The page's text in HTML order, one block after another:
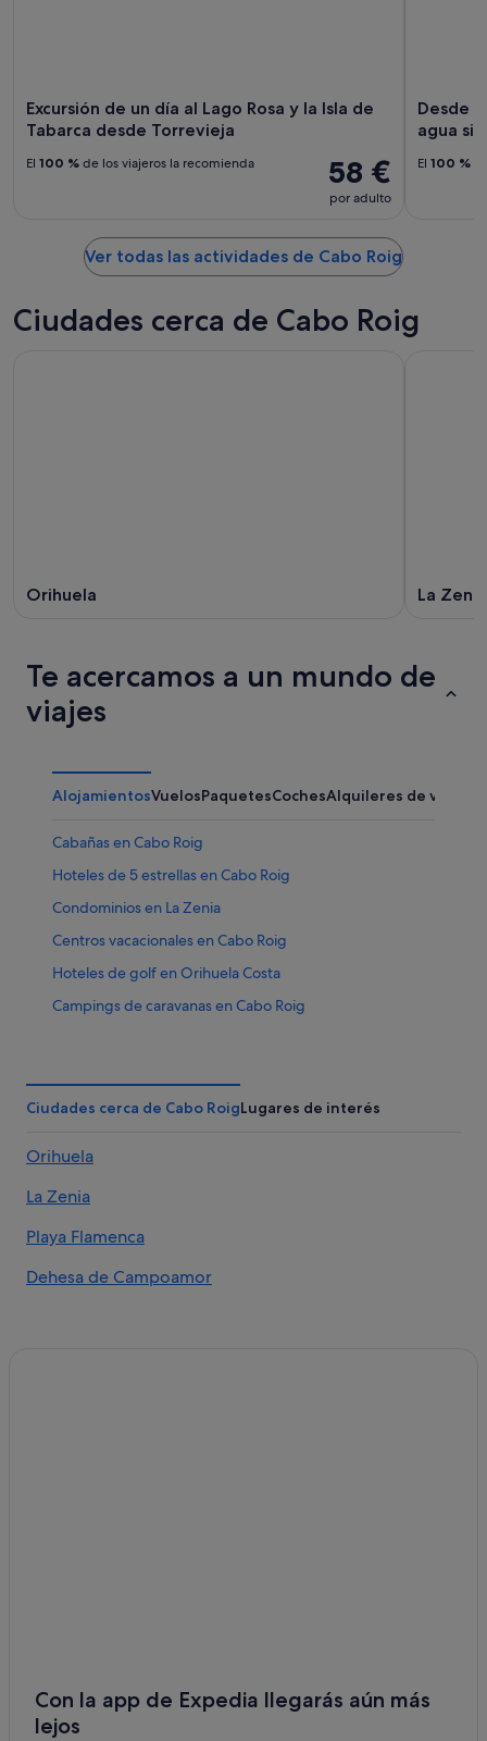
Excursión de un día al Lago Rosa y la Isla de
Tabarca desde Torrevieja
58 €
por adulto
El 100 % de los viajeros la recomienda
Desde
agua
El 100 %
Ver todas las actividades de Cabo Roig
Ciudades cerca de Cabo Roig
Orihuela La Zenia
Te acercamos a un mundo de
viajes
AlojamientosVuelosPaquetesCochesAlquileres de
Cabañas en Cabo Roig
Hoteles de 5 estrellas en Cabo Roig
Condominios en La Zenia
Centros vacacionales en Cabo Roig
Hoteles de golf en Orihuela Costa
Campings de caravanas en Cabo Roig
Pensiones en Cabo Roig
Casas privadas de vacaciones en Playa Flamenca
B&B en Cabo Roig
Hoteles para bodas en Orihuela Costa
Hoteles cerca de Playa de Cabo Roig
Casas privadas de vacaciones en Cabo Roig
Ciudades cerca de Cabo RoigLugares de interés
Orihuela
La Zenia
Playa Flamenca
Dehesa de Campoamor
Con la app de Expedia llegarás aún más
lejos